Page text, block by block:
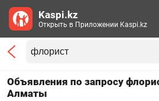
Объявления по запросу
Алматы
Kaspi.kz
Открыть в Приложении Kaspi.kz